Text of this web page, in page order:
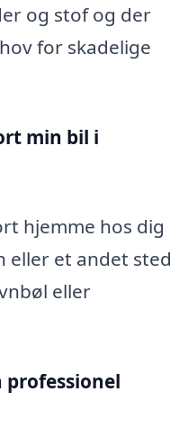
og stof og der
for skadelige
min bil i
hjemme hos dig
eller et andet sted
eller